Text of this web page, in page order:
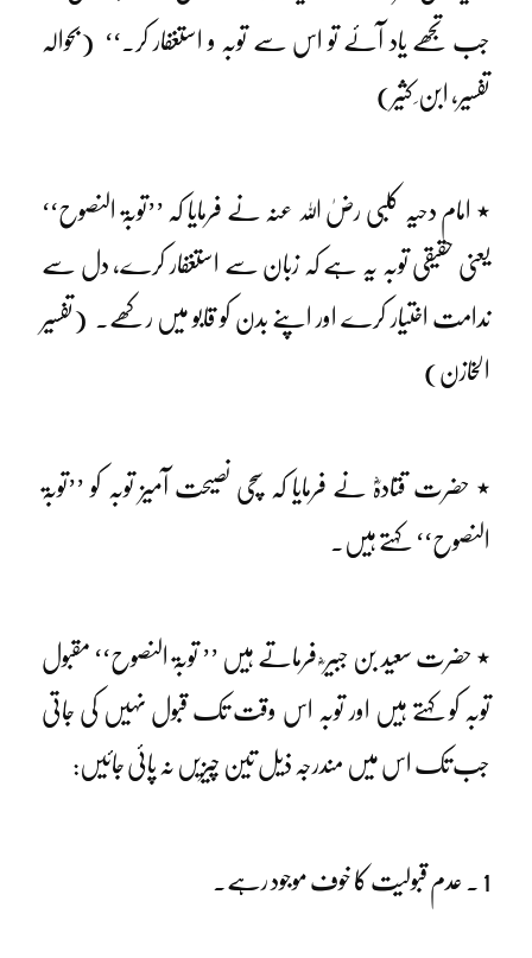
جب تجھے یاد آئے تو اس سے توبہ و استغفار کر۔‘‘ (بحوالہ
تفسیر، ابن ِ کثیر)
٭ امام دحیہ کلبی رضٰ اللہ عنہ نے فرمایا کہ ’’توبۃ النصوح‘‘
یعنی حقیقی توبہ یہ ہے کہ زبان سے استغفار کرے، دل سے
ندامت اختیار کرے اور اپنے بدن کو قابو میں رکھے۔ (تفسیر
الخازن)
٭ حضرت قتادہؓ نے فرمایا کہ سچی نصیحت آمیز توبہ کو ’’توبۃ
النصوح‘‘ کہتے ہیں۔
٭ حضرت سعید بن جبیر ؓ فرماتے ہیں ’’ توبۃ النصوح‘‘ مقبول
توبہ کو کہتے ہیں اور توبہ اس وقت تک قبول نہیں کی جاتی
جب تک اس میں مندرجہ ذیل تین چیزیں نہ پائی جائیں:
1 ۔ عدم قبولیت کا خوف موجود رہے۔